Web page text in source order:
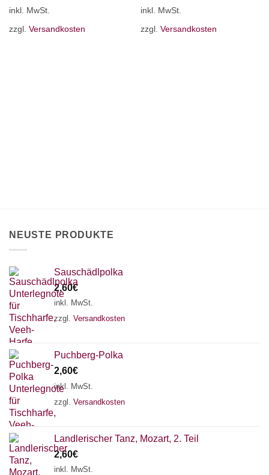
inkl. MwSt.
zzgl. Versandkosten
inkl. MwSt.
zzgl. Versandkosten
NEUSTE PRODUKTE
Sauschädlpolka
2,60€
inkl. MwSt.
zzgl. Versandkosten
Puchberg-Polka
2,60€
inkl. MwSt.
zzgl. Versandkosten
Landlerischer Tanz, Mozart, 2. Teil
2,60€
inkl. MwSt.